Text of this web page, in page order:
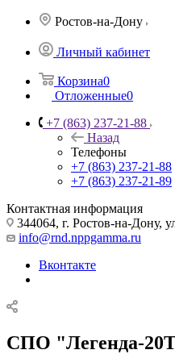
Ростов-на-Дону
Личный кабинет
Корзина0
Отложенные0
+7 (863) 237-21-88
Назад
Телефоны
+7 (863) 237-21-88
+7 (863) 237-21-89
Контактная информация
344064, г. Ростов-на-Дону,
info@rnd.nppgamma.ru
Вконтакте
СПО "Легенда-